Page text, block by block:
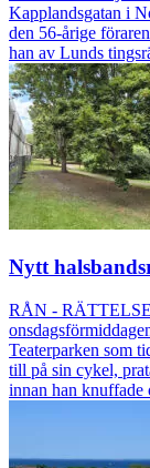
Kapplandsgatan i
den 56-årige
han av Lunds
Nytt
RÅN -
Teaterparken som
till på sin cykel,
innan han